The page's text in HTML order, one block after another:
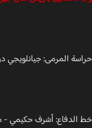
المرمى: جيانلويجي
أشرف حكيمي -